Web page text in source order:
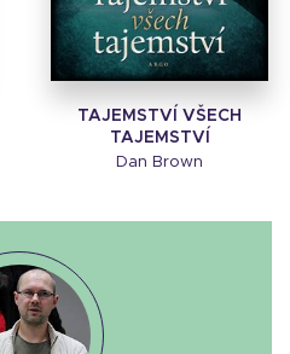
TAJEMSTVÍ VŠECH
TAJEMSTVÍ
Dan Brown